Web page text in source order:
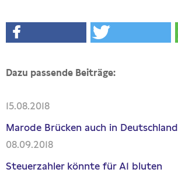
Dazu passende Beiträge:
15.08.2018
Marode Brücken auch in Deutschland
08.09.2018
Steuerzahler könnte für A1 bluten